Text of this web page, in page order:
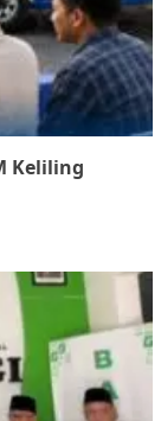
Keliling